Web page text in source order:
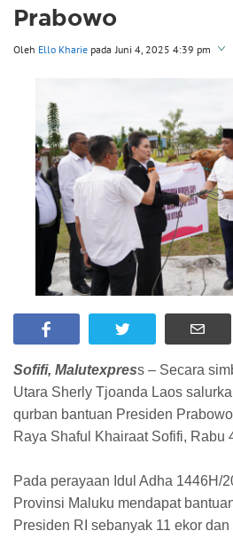
Prabowo
Oleh Ello Kharie pada Juni 4, 2025 4:39 pm
Sofifi, Malutexpress – Secara
Utara Sherly Tjoanda Laos
qurban bantuan Presiden
Raya Shaful Khairaat Sofifi, Rabu
Pada perayaan Idul Adha 1446H/
Provinsi Maluku mendapat
Presiden RI sebanyak 11 ekor